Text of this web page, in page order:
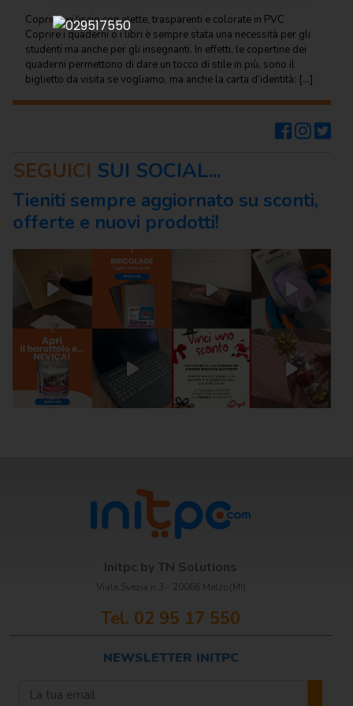
Regalo
Cancelleria
per ufficio
per
per
stampanti
Informatica
Macchine
Prodotti
per
comunità
Scrittura e
correzione
Coprimaxi liscio con alette, trasparenti e colorate in PVC
Coprire i quaderni o i libri è sempre stata una necessità per gli
studenti ma anche per gli insegnanti. In effetti, le copertine dei
quaderni permettono di dare un tocco di stile in più, sono il
biglietto da visita se vogliamo, ma anche la carta d’identità: […]
SEGUICI SUI SOCIAL...
Tieniti sempre aggiornato su sconti,
offerte e nuovi prodotti!
Initpc by TN Solutions
Viale Svezia n.3 - 20066 Melzo(MI)
Tel. 02 95 17 550
NEWSLETTER INITPC